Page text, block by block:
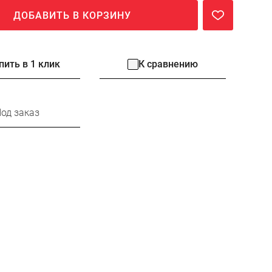
ДОБАВИТЬ В КОРЗИНУ
в 1 клик К сравнению
заказ